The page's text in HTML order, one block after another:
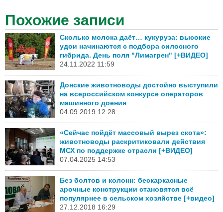
Похожие записи
Сколько молока даёт… кукуруза: высокие
удои начинаются с подбора силосного
гибрида. День поля "Лимагрен" [+ВИДЕО]
24.11.2022 11:59
Донские животноводы достойно выступили
на всероссийском конкурсе операторов
машинного доения
04.09.2019 12:28
«Сейчас пойдёт массовый вырез скота»:
животноводы раскритиковали действия
МСХ по поддержке отрасли [+ВИДЕО]
07.04.2025 14:53
Без болтов и колонн: бескаркасные
арочные конструкции становятся всё
популярнее в сельском хозяйстве [+видео]
27.12.2018 16:29